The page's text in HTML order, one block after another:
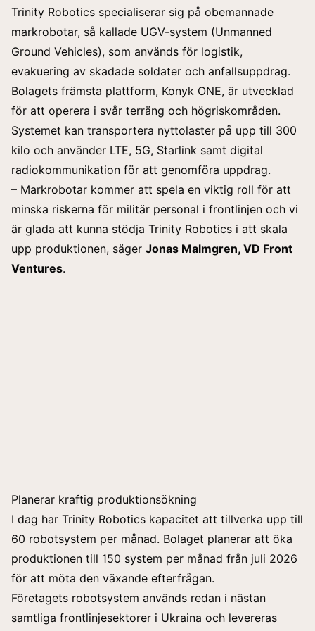
Trinity Robotics specialiserar sig på obemannade
markrobotar, så kallade UGV-system (Unmanned
Ground Vehicles), som används för logistik,
evakuering av skadade soldater och anfallsuppdrag.
Bolagets främsta plattform, Konyk ONE, är utvecklad
för att operera i svår terräng och högriskområden.
Systemet kan transportera nyttolaster på upp till 300
kilo och använder LTE, 5G, Starlink samt digital
radiokommunikation för att genomföra uppdrag.
– Markrobotar kommer att spela en viktig roll för att
minska riskerna för militär personal i frontlinjen och vi
är glada att kunna stödja Trinity Robotics i att skala
upp produktionen, säger Jonas Malmgren, VD Front
Ventures.
Planerar kraftig produktionsökning
I dag har Trinity Robotics kapacitet att tillverka upp till
60 robotsystem per månad. Bolaget planerar att öka
produktionen till 150 system per månad från juli 2026
för att möta den växande efterfrågan.
Företagets robotsystem används redan i nästan
samtliga frontlinjesektorer i Ukraina och levereras